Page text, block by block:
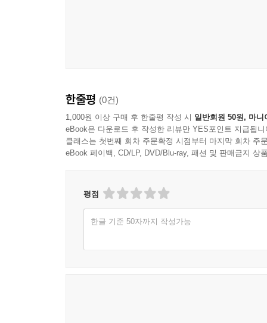
하승우 『무궁화호를 위하여』 / 안승택
이소연 『수상할 만큼 완벽한 결혼식』 / 최시현
조희연 『극우시대가 온다』 / 이일영
리 빈셀·앤드루 러셀 『지탱하는 힘』 / 이하람
옥타비아 버틀러 『새벽』 / 강은교
창비의 새책
결을 생생하게 전한다.
[창작] 시ㆍ소설
신예시인선 특집에서는 강우근 강지이 김유수 김
[문학평론] 60주년 연간기획 ‘한국문학과 K사상의
60주년 연간 연속기획 ‘한국문학과 K사상의 가
한줄평 (0건)
1,000원 이상 구매 후 한줄평 작성 시 일반회원 50원, 마니
eBook은 다운로드 후 작성한 리뷰만 YES포인트 지급됩니
클래스는 첫번째 회차 주문확정 시점부터 마지막 회차 주
eBook 페이백, CD/LP, DVD/Blu-ray, 패션 및 판매금지 상
평점
한글 기준 50자까지 작성가능